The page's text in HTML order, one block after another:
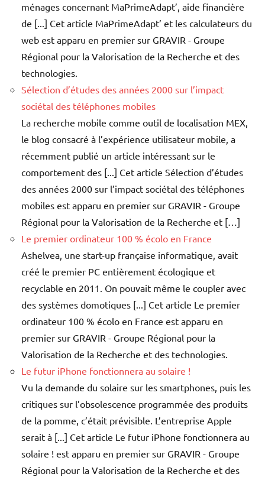
ménages concernant MaPrimeAdapt’, aide financière
de [...] Cet article MaPrimeAdapt’ et les calculateurs du
web est apparu en premier sur GRAVIR - Groupe
Régional pour la Valorisation de la Recherche et des
technologies.
Sélection d’études des années 2000 sur l’impact
sociétal des téléphones mobiles
La recherche mobile comme outil de localisation MEX,
le blog consacré à l’expérience utilisateur mobile, a
récemment publié un article intéressant sur le
comportement des [...] Cet article Sélection d’études
des années 2000 sur l’impact sociétal des téléphones
mobiles est apparu en premier sur GRAVIR - Groupe
Régional pour la Valorisation de la Recherche et […]
Le premier ordinateur 100 % écolo en France
Ashelvea, une start-up française informatique, avait
créé le premier PC entièrement écologique et
recyclable en 2011. On pouvait même le coupler avec
des systèmes domotiques [...] Cet article Le premier
ordinateur 100 % écolo en France est apparu en
premier sur GRAVIR - Groupe Régional pour la
Valorisation de la Recherche et des technologies.
Le futur iPhone fonctionnera au solaire !
Vu la demande du solaire sur les smartphones, puis les
critiques sur l’obsolescence programmée des produits
de la pomme, c’était prévisible. L’entreprise Apple
serait à [...] Cet article Le futur iPhone fonctionnera au
solaire ! est apparu en premier sur GRAVIR - Groupe
Régional pour la Valorisation de la Recherche et des